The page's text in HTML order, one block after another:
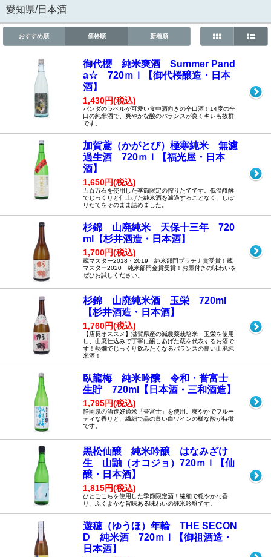
愛知県/日本酒
おすすめ順 価格順 新着順
御代櫻 純米爽酒 Summer Pand
a☆ 720ｍｌ【御代桜醸造・日本
酒】
1,430円(税込)
パンダのラベルが可愛い食中酒向きの辛口酒！14度の辛
口の純米酒で、爽やかな酸のバランスが良くキレも抜群
です。
加賀鳶（かがとび）極寒純米 無濾
過生酒 720ｍｌ【福光屋・日本
酒】
1,650円(税込)
五百万石を使用した季節限定の搾りたてです。低温醗酵
でじっくりと仕上げた純米酒を濾過することなく、しぼ
りたてをそのまま詰めました。
杉錦 山廃純米 天保十三年 720
ml【杉井酒造・日本酒】
1,700円(税込)
蔵マスター2018・2019 純米部門プラチナ賞受賞！蔵
マスター2020 純米部門金賞受賞！お墨付きの味わいを
ぜひお試しください。
杉錦 山廃純米酒 玉栄 720ml
【杉井酒造・日本酒】
1,760円(税込)
【店長オススメ】滋賀県産の減農薬栽培米・玉栄を使用
し、山廃仕込みで丁寧に醸しあげた蔵を代表するお酒で
す！熱燗でじっくり飲みたくなるバランスの良い山廃純
米酒！
臥龍梅 純米吟醸 令和・誉富士
生貯 720ml【日本酒・三和酒造】
1,795円(税込)
静岡県の酒造好適米「誉富士」を使用。爽やかでフルー
ティな香りと、繊細で品の良い白ワインの様な酸が特徴
です。
黒松仙醸 純米吟醸 はなみざけ
生 山鼬（オコジョ）720ｍｌ【仙
醸・日本酒】
1,815円(税込)
ひとごこちを使用した季節限定酒！繊細で穏やかな香
り、ふくよかな旨味ある味わいの純米吟醸です。
遊穂（ゆうほ）年輪 THE SECON
D 純米酒 720ｍｌ【御祖酒造・
日本酒】